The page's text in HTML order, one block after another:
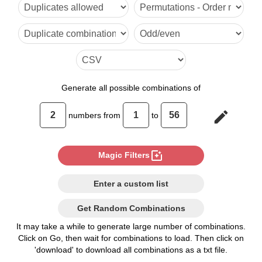
Generate all possible combinations of
numbers from to edit
Magic Filters photo_filter
Enter a custom list
Get Random Combinations
It may take a while to generate large number of combinations.
Click on Go, then wait for combinations to load. Then click on
'download' to download all combinations as a txt file.